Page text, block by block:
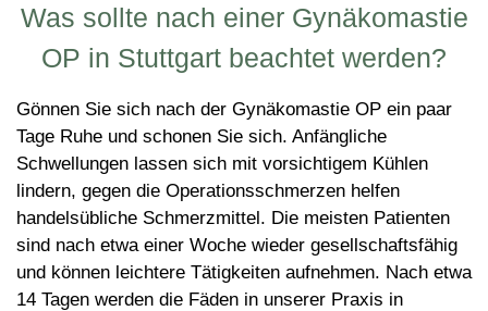
Was sollte nach einer Gynäkomastie
OP in Stuttgart beachtet werden?
Gönnen Sie sich nach der Gynäkomastie OP ein paar
Tage Ruhe und schonen Sie sich. Anfängliche
Schwellungen lassen sich mit vorsichtigem Kühlen
lindern, gegen die Operationsschmerzen helfen
handelsübliche Schmerzmittel. Die meisten Patienten
sind nach etwa einer Woche wieder gesellschaftsfähig
und können leichtere Tätigkeiten aufnehmen. Nach etwa
14 Tagen werden die Fäden in unserer Praxis in